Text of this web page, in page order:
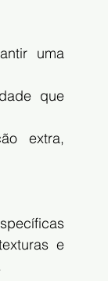
uma
que
extra,
e